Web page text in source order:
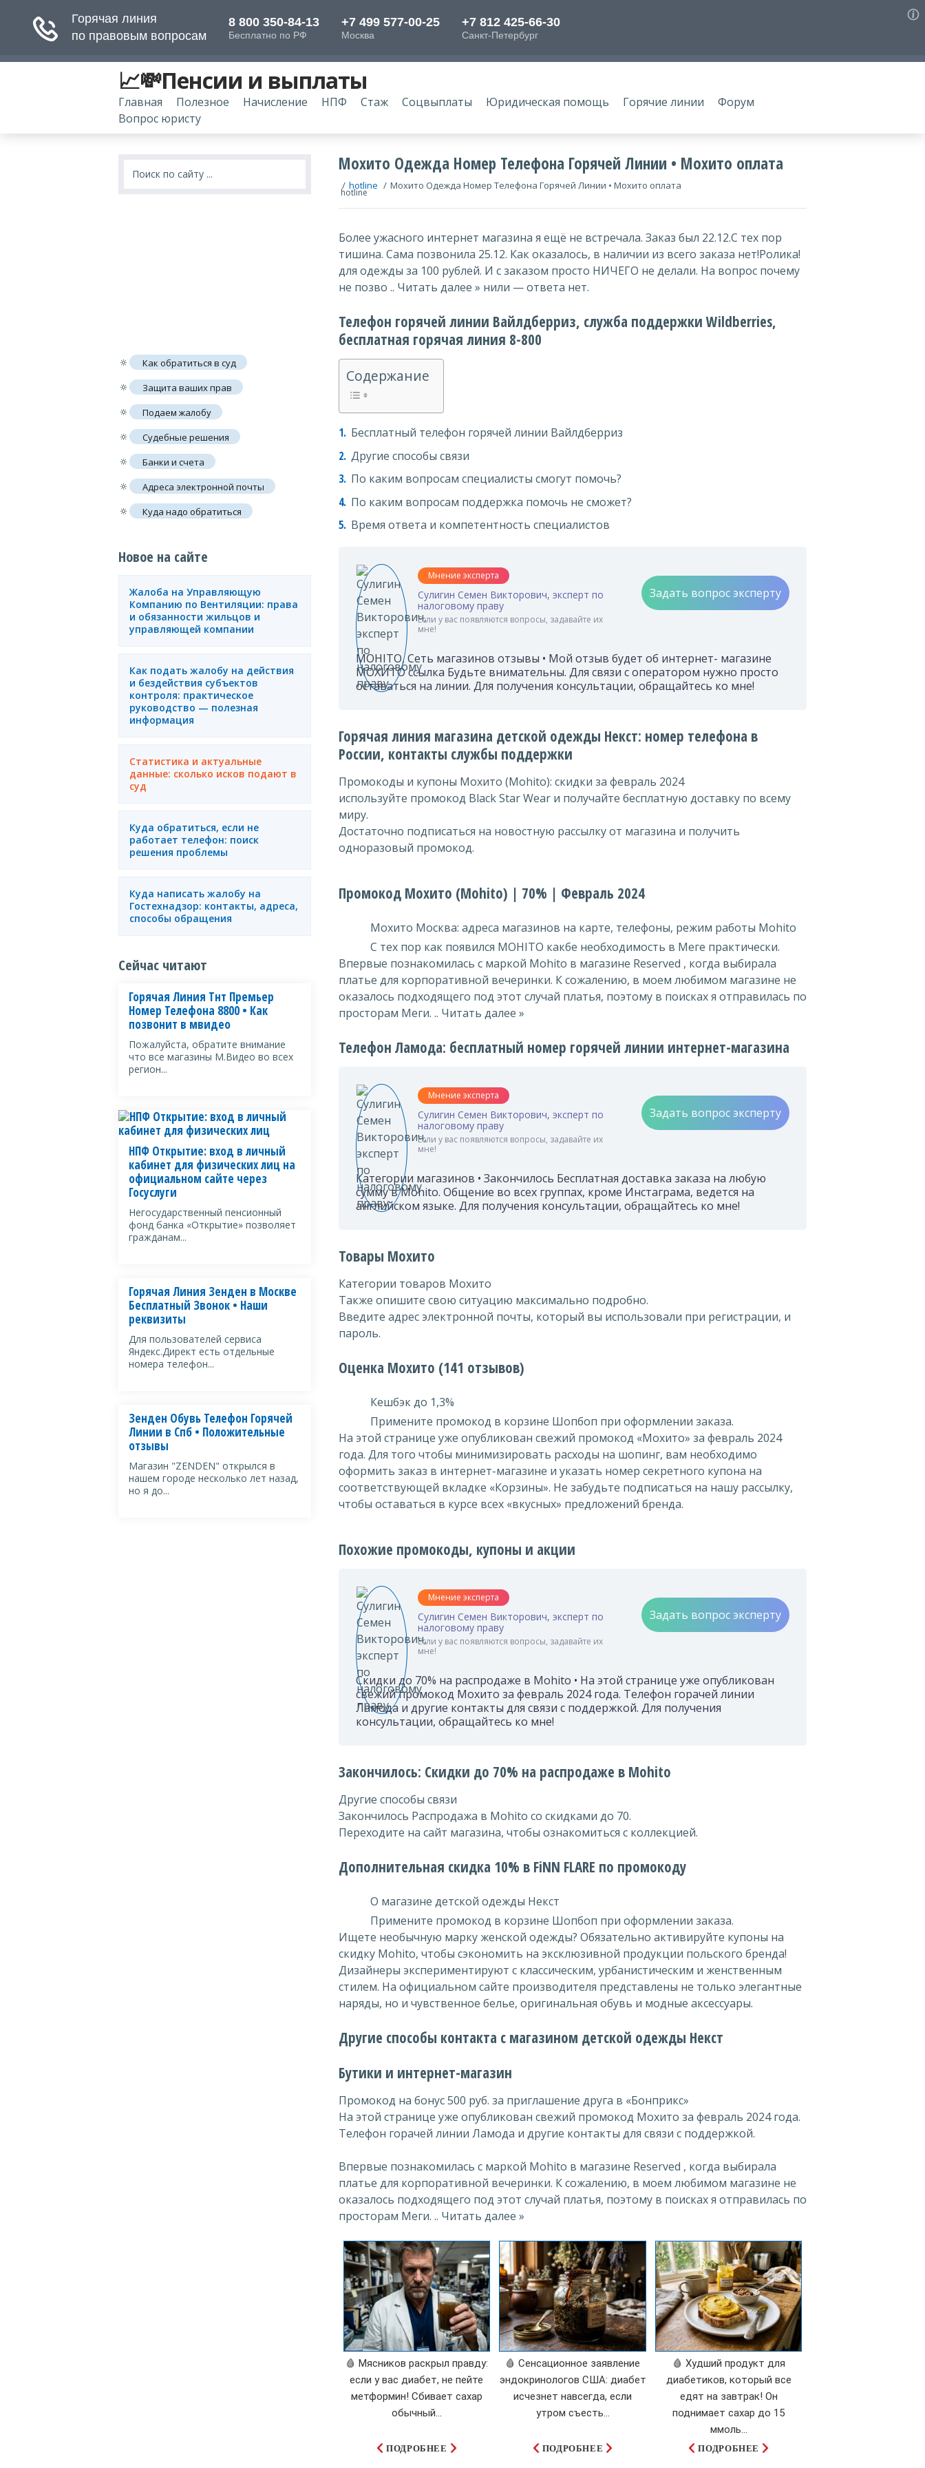
📈💸Пенсии и выплаты
Главная Полезное Начисление НПФ Стаж Соцвыплаты Юридическая помощь Горячие линии
Форум
Вопрос юристу
Мохито Одежда Номер Телефона Горячей Линии • Мохито оплата
/ hotline / Мохито Одежда Номер Телефона Горячей Линии • Мохито оплата
hotline
Более ужасного интернет магазина я ещё не встречала. Заказ был 22.12.С тех пор
тишина. Сама позвонила 25.12. Как оказалось, в наличии из всего заказа нет!Ролика!
для одежды за 100 рублей. И с заказом просто НИЧЕГО не делали. На вопрос почему
не позво .. Читать далее » нили — ответа нет.
Телефон горячей линии Вайлдберриз, служба поддержки Wildberries,
бесплатная горячая линия 8-800
Содержание
Бесплатный телефон горячей линии Вайлдберриз
Другие способы связи
По каким вопросам специалисты смогут помочь?
По каким вопросам поддержка помочь не сможет?
Время ответа и компетентность специалистов
Мнение эксперта
Сулигин Семен Викторович, эксперт по
налоговому праву
Если у вас появляются вопросы, задавайте их
мне!
Задать вопрос эксперту
MOHITO, Сеть магазинов отзывы • Мой отзыв будет об интернет- магазине
МОХИТО ссылка Будьте внимательны. Для связи с оператором нужно просто
оставаться на линии. Для получения консультации, обращайтесь ко мне!
Горячая линия магазина детской одежды Некст: номер телефона в
России, контакты службы поддержки
Промокоды и купоны Мохито (Mohito): скидки за февраль 2024
используйте промокод Black Star Wear и получайте бесплатную доставку по всему
миру.
Достаточно подписаться на новостную рассылку от магазина и получить
одноразовый промокод.
Промокод Мохито (Mohito) | 70% | Февраль 2024
Мохито Москва: адреса магазинов на карте, телефоны, режим работы Mohito
С тех пор как появился MOHITO какбе необходимость в Меге практически.
Впервые познакомилась с маркой Mohito в магазине Reserved , когда выбирала
платье для корпоративной вечеринки. К сожалению, в моем любимом магазине не
оказалось подходящего под этот случай платья, поэтому в поисках я отправилась по
просторам Меги. .. Читать далее »
Телефон Ламода: бесплатный номер горячей линии интернет-магазина
Мнение эксперта
Сулигин Семен Викторович, эксперт по
налоговому праву
Если у вас появляются вопросы, задавайте их
мне!
Задать вопрос эксперту
Категории магазинов • Закончилось Бесплатная доставка заказа на любую
сумму в Mohito. Общение во всех группах, кроме Инстаграма, ведется на
английском языке. Для получения консультации, обращайтесь ко мне!
Товары Мохито
Категории товаров Мохито
Также опишите свою ситуацию максимально подробно.
Введите адрес электронной почты, который вы использовали при регистрации, и
пароль.
Оценка Мохито (141 отзывов)
Кешбэк до 1,3%
Примените промокод в корзине Шопбоп при оформлении заказа.
На этой странице уже опубликован свежий промокод «Мохито» за февраль 2024
года. Для того чтобы минимизировать расходы на шопинг, вам необходимо
оформить заказ в интернет-магазине и указать номер секретного купона на
соответствующей вкладке «Корзины». Не забудьте подписаться на нашу рассылку,
чтобы оставаться в курсе всех «вкусных» предложений бренда.
Похожие промокоды, купоны и акции
Мнение эксперта
Сулигин Семен Викторович, эксперт по
налоговому праву
Если у вас появляются вопросы, задавайте их
мне!
Задать вопрос эксперту
Скидки до 70% на распродаже в Mohito • На этой странице уже опубликован
свежий промокод Мохито за февраль 2024 года. Телефон горачей линии
Ламода и другие контакты для связи с поддержкой. Для получения
консультации, обращайтесь ко мне!
Закончилось: Скидки до 70% на распродаже в Mohito
Другие способы связи
Закончилось Распродажа в Mohito со скидками до 70.
Переходите на сайт магазина, чтобы ознакомиться с коллекцией.
Дополнительная скидка 10% в FiNN FLARE по промокоду
О магазине детской одежды Некст
Примените промокод в корзине Шопбоп при оформлении заказа.
Ищете необычную марку женской одежды? Обязательно активируйте купоны на
скидку Mohito, чтобы сэкономить на эксклюзивной продукции польского бренда!
Дизайнеры экспериментируют с классическим, урбанистическим и женственным
стилем. На официальном сайте производителя представлены не только элегантные
наряды, но и чувственное белье, оригинальная обувь и модные аксессуары.
Другие способы контакта с магазином детской одежды Некст
Бутики и интернет-магазин
Промокод на бонус 500 руб. за приглашение друга в «Бонприкс»
На этой странице уже опубликован свежий промокод Мохито за февраль 2024 года.
Телефон горачей линии Ламода и другие контакты для связи с поддержкой.
Впервые познакомилась с маркой Mohito в магазине Reserved , когда выбирала
платье для корпоративной вечеринки. К сожалению, в моем любимом магазине не
оказалось подходящего под этот случай платья, поэтому в поисках я отправилась по
просторам Меги. .. Читать далее »
🩸 Мясников раскрыл правду:
если у вас диабет, не пейте
метформин! Сбивает сахар
обычный...
ПОДРОБНЕЕ
🩸 Сенсационное заявление
эндокринологов США: диабет
исчезнет навсегда, если
утром съесть...
ПОДРОБНЕЕ
🩸 Худший продукт для
диабетиков, который все
едят на завтрак! Он
поднимает сахар до 15
ммоль...
ПОДРОБНЕЕ
🔅 Как обратиться в суд
🔅 Защита ваших прав
🔅 Подаем жалобу
🔅 Судебные решения
🔅 Банки и счета
🔅 Адреса электронной почты
🔅 Куда надо обратиться
Новое на сайте
Жалоба на Управляющую
Компанию по Вентиляции: права
и обязанности жильцов и
управляющей компании
Как подать жалобу на действия
и бездействия субъектов
контроля: практическое
руководство — полезная
информация
Статистика и актуальные
данные: сколько исков подают в
суд
Куда обратиться, если не
работает телефон: поиск
решения проблемы
Куда написать жалобу на
Гостехнадзор: контакты, адреса,
способы обращения
Сейчас читают
Горячая Линия Тнт Премьер
Номер Телефона 8800 • Как
позвонит в мвидео
Пожалуйста, обратите внимание
что все магазины М.Видео во всех
регион...
НПФ Открытие: вход в личный
кабинет для физических лиц на
официальном сайте через
Госуслуги
Негосударственный пенсионный
фонд банка «Открытие» позволяет
гражданам...
Горячая Линия Зенден в Москве
Бесплатный Звонок • Наши
реквизиты
Для пользователей сервиса
Яндекс.Директ есть отдельные
номера телефон...
Зенден Обувь Телефон Горячей
Линии в Спб • Положительные
отзывы
Магазин "ZENDEN" открылся в
нашем городе несколько лет назад,
но я до...